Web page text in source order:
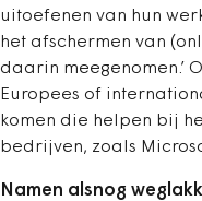
uitoefenen van hun
het afschermen van
daarin meegenomen.’
Europees of
komen die helpen bij
bedrijven, zoals
Namen alsnog